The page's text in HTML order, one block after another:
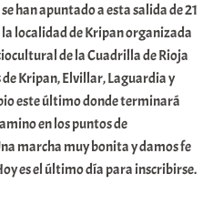
han apuntado a esta salida de 21
localidad de Kripan organizada
de la Cuadrilla de Rioja
Kripan, Elvillar, Laguardia y
este último donde terminará
en los puntos de
marcha muy bonita y damos fe
es el último día para inscribirse.